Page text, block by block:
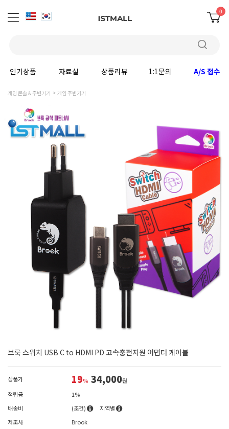
0
인기상품 자료실 상품리뷰 1:1문의 A/S 접수
게임 콘솔 & 주변기기 게임 주변기기
브룩 스위치 USB C to HDMI PD 고속충전지원 어댑터 케이블
상품가 19% 34,000원
적립금
1%
배송비
(조건)
지역별
제조사
Brook